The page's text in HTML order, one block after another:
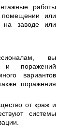
работы
или
на заводе или
вы
и поражений
вариантов
поражения
от краж и
системы